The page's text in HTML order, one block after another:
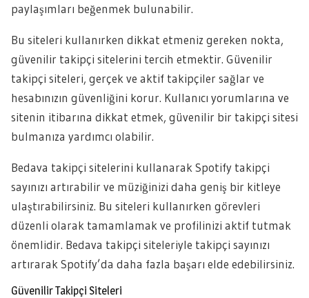
paylaşımları beğenmek bulunabilir.
Bu siteleri kullanırken dikkat etmeniz gereken nokta,
güvenilir takipçi sitelerini tercih etmektir. Güvenilir
takipçi siteleri, gerçek ve aktif takipçiler sağlar ve
hesabınızın güvenliğini korur. Kullanıcı yorumlarına ve
sitenin itibarına dikkat etmek, güvenilir bir takipçi sitesi
bulmanıza yardımcı olabilir.
Bedava takipçi sitelerini kullanarak Spotify takipçi
sayınızı artırabilir ve müziğinizi daha geniş bir kitleye
ulaştırabilirsiniz. Bu siteleri kullanırken görevleri
düzenli olarak tamamlamak ve profilinizi aktif tutmak
önemlidir. Bedava takipçi siteleriyle takipçi sayınızı
artırarak Spotify’da daha fazla başarı elde edebilirsiniz.
Güvenilir Takipçi Siteleri